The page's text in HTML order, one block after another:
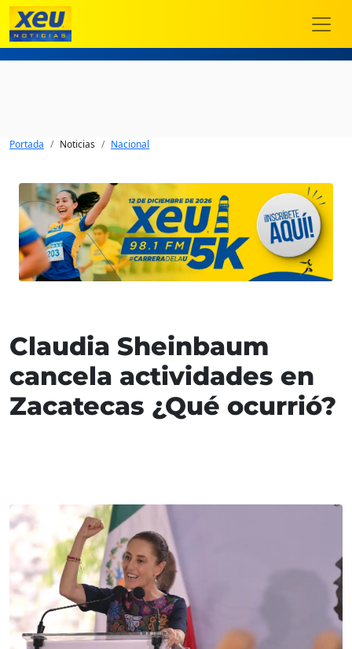
Portada Noticias Nacional
Claudia Sheinbaum
cancela actividades en
Zacatecas ¿Qué ocurrió?